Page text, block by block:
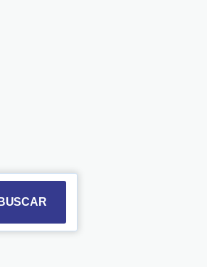
select a date. Press the
calendar and select a date.
BUSCAR